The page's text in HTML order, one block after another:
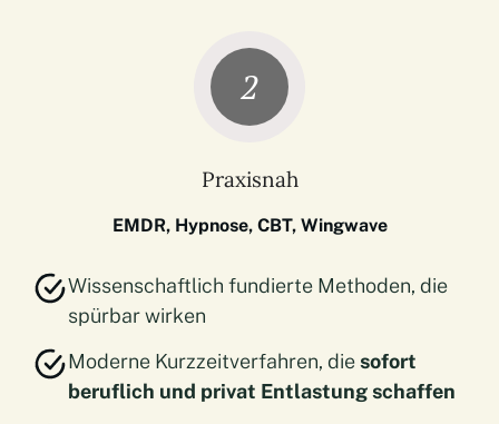
2
Praxisnah
EMDR, Hypnose, CBT, Wingwave
Wissenschaftlich fundierte Methoden, die
spürbar wirken
Moderne Kurzzeitverfahren, diesofort
beruflich und privat Entlastung schaffen